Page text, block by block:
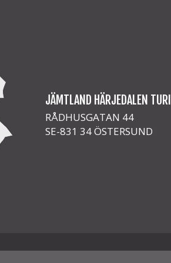
JÄMTLAND HÄRJEDALEN
RÅDHUSGATAN 44
SE-831 34 ÖSTERSUND